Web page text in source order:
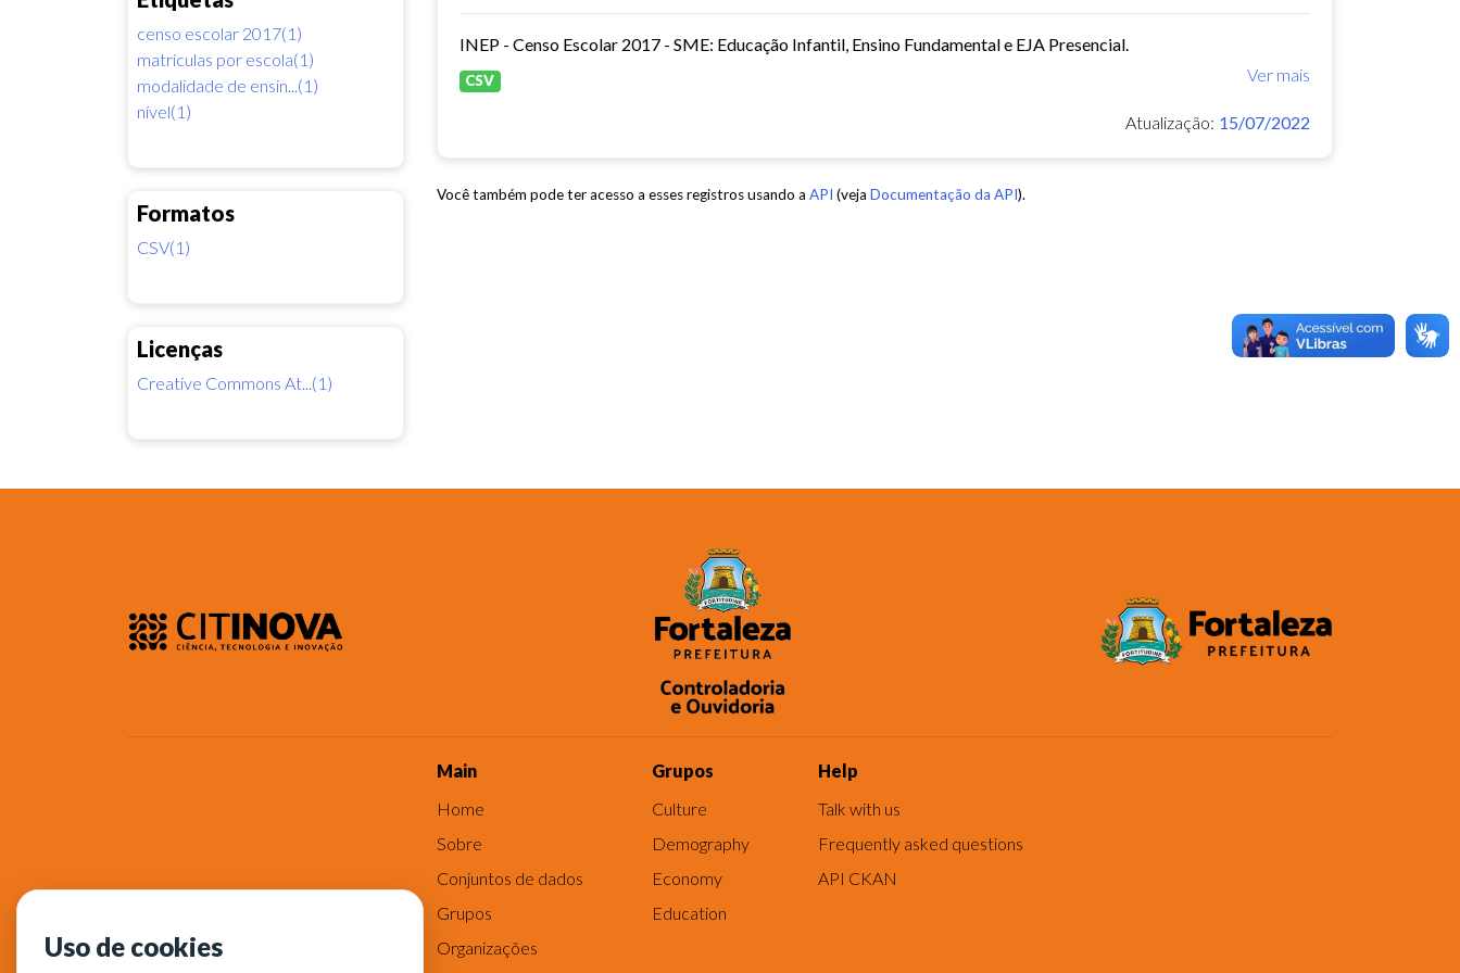
censo escolar 2017(1)
matrículas por escola(1)
modalidade de ensin...(1)
nível(1)
Formatos
CSV(1)
Licenças
Creative Commons At...(1)
INEP - Censo Escolar 2017 - SME: Educação Infantil, Ensino Fundamental e EJA Presencial.
Ver mais
CSV
Atualização: 15/07/2022
Você também pode ter acesso a esses registros usando a API (veja Documentação da API).
Main
Home
Sobre
Conjuntos de dados
Grupos
Organizações
Grupos
Culture
Demography
Economy
Education
Help
Talk with us
Frequently asked questions
API CKAN
Uso de cookies